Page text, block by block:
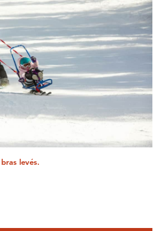
levés.